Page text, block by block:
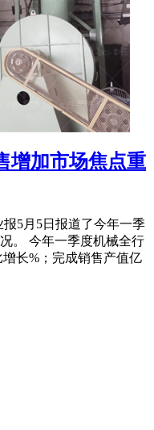
增加市场焦点重
5月5日报道了今年一季
。 今年一季度机械全行
长%；完成销售产值亿